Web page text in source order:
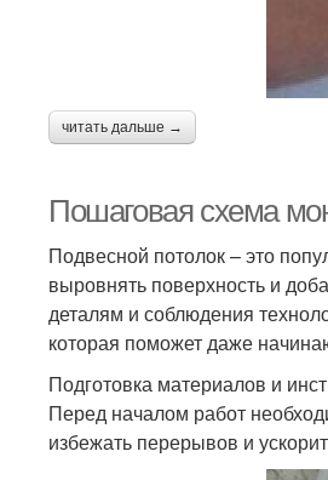
читать дальше →
Пошаговая схема
Подвесной потолок – это
выровнять поверхность и
деталям и соблюдения
которая поможет даже
Подготовка материалов и
Перед началом работ
избежать перерывов и